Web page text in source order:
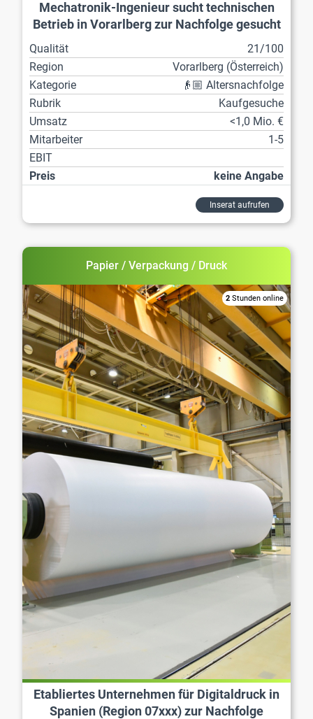
Mechatronik-Ingenieur sucht technischen
Betrieb in Vorarlberg zur Nachfolge gesucht
Qualität
21/100
Region
Vorarl­berg (Österreich)
Kategorie
👴🏼 Altersnachfolge
Rubrik
Kaufgesuche
Umsatz
<1,0 Mio. €
Mitarbeiter
1-5
EBIT
Preis
keine Angabe
Inserat aufrufen
Papier / Verpackung / Druck
2 Stunden online
Etabliertes Unternehmen für Digitaldruck in
Spanien (Region 07xxx) zur Nachfolge